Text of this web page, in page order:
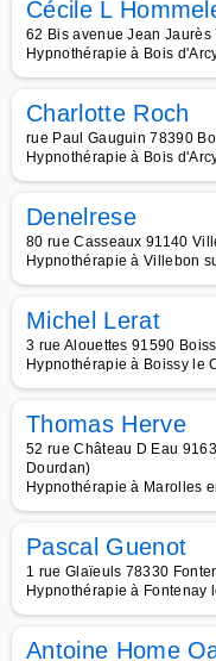
Cécile L
62 Bis avenue Jean
Hypnothérapie à Bois
Charlotte Roch
rue Paul Gauguin 78390
Hypnothérapie à Bois
Denelrese
80 rue Casseaux 91140
Hypnothérapie à Villebon
Michel Lerat
3 rue Alouettes 91590
Hypnothérapie à Boissy le
Thomas Herve
52 rue Château D Eau
Dourdan)
Hypnothérapie à Marolles
Pascal Guenot
1 rue Glaïeuls 78330
Hypnothérapie à Fontenay
Antoine Home